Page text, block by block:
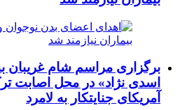
برگزاری مراسم شام غریبان
اسدی نژاد» در محل
آمریکای جنایتکار به لامرد